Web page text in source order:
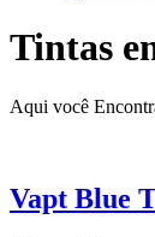
Tintas
Aqui você
Vapt Blue